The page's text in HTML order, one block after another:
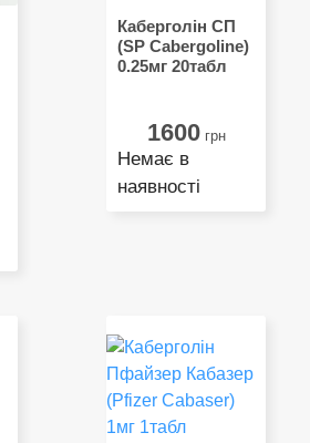
Каберголін СП
(SP Cabergoline)
0.25мг 20табл
1600грн
Немає в
наявності